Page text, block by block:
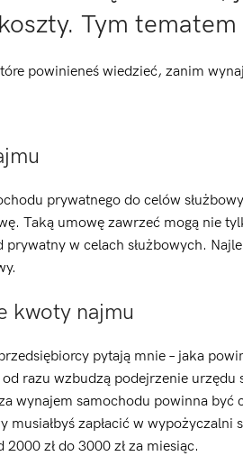
Tym
powinieneś wiedzieć, zanim
prywatnego do celów
Taką umowę zawrzeć mogą nie
prywatny w celach służbowych.
kwoty najmu
pytają mnie – jaka
razu wzbudzą podejrzenie urzędu
wynajem samochodu powinna
musiałbyś zapłacić w
zł do 3000 zł za miesiąc.